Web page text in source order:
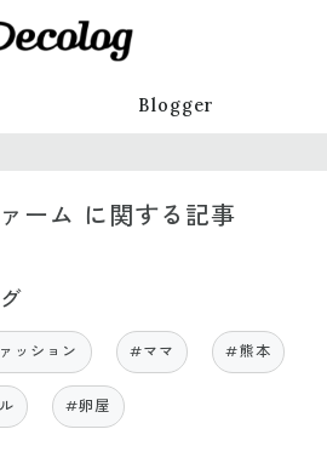
Blogger
ーム に関する記事
ッション #ママ #熊本
#卵屋